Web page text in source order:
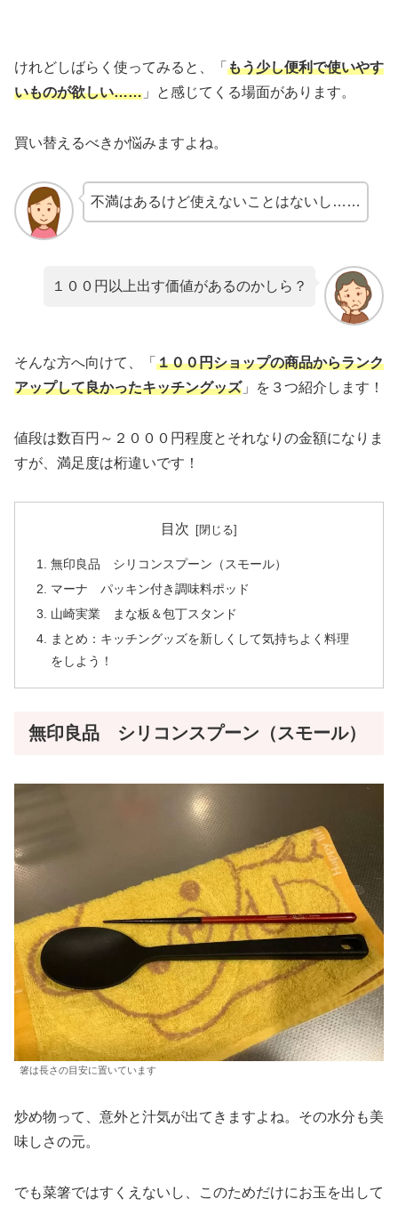
けれどしばらく使ってみると、「 もう少し便利で使いやす
いものが欲しい…… 」と感じてくる場面があります。
買い替えるべきか悩みますよね。
不満はあるけど使えないことはないし……
１００円以上出す価値があるのかしら？
そんな方へ向けて、「 １００円ショップの商品からランク
アップして良かったキッチングッズ」を３つ紹介します！
値段は数百円～２０００円程度とそれなりの金額になりま
すが、満足度は桁違いです！
目次
無印良品 シリコンスプーン（スモール）
マーナ パッキン付き調味料ポッド
山崎実業 まな板＆包丁スタンド
まとめ：キッチングッズを新しくして気持ちよく料理
をしよう！
無印良品 シリコンスプーン（スモール）
箸は長さの目安に置いています
炒め物って、意外と汁気が出てきますよね。その水分も美
味しさの元。
でも菜箸ではすくえないし、このためだけにお玉を出して